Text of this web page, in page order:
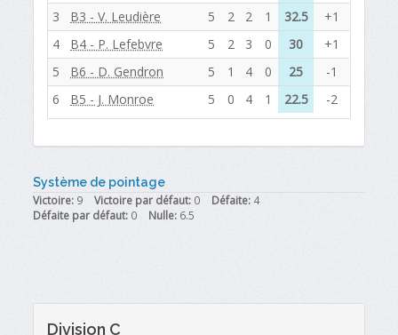
3
B3 - V. Leudière 5 2 2 1 32.5
+1
4
B4 - P. Lefebvre 5 2 3 0 30
+1
5
B6 - D. Gendron 5 1 4 0 25
-1
6
B5 - J. Monroe 5 0 4 1 22.5 -2
Système de pointage
Victoire: 9 Victoire par défaut: 0 Défaite: 4
Défaite par défaut: 0 Nulle: 6.5
Division C